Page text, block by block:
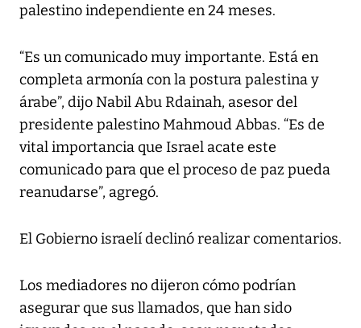
palestino independiente en 24 meses.
“Es un comunicado muy importante. Está en
completa armonía con la postura palestina y
árabe”, dijo Nabil Abu Rdainah, asesor del
presidente palestino Mahmoud Abbas. “Es de
vital importancia que Israel acate este
comunicado para que el proceso de paz pueda
reanudarse”, agregó.
El Gobierno israelí declinó realizar comentarios.
Los mediadores no dijeron cómo podrían
asegurar que sus llamados, que han sido